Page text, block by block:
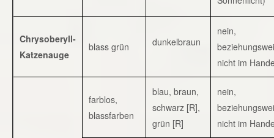
Chrysoberyll-
Katzenauge
blass grün dunkelbraun
nein,
nicht im
farblos,
blassfarben
blau, braun,
schwarz [R],
grün [R]
nein,
nicht im